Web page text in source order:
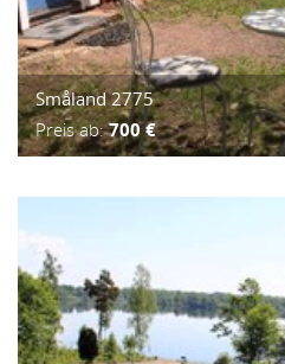
Småland 2775
Preis ab:700 €